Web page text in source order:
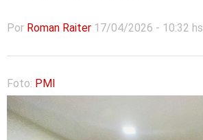
Por Roman Raiter 17/04/2026 - 10:32 hs
Foto: PMI